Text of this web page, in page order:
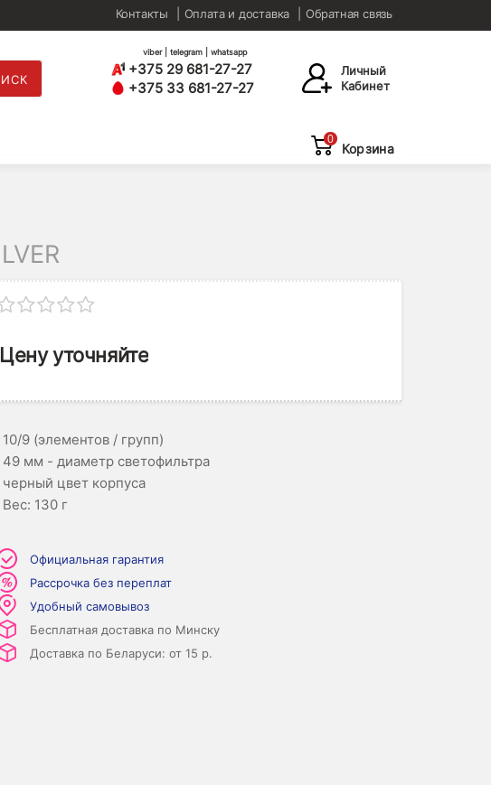
Контакты Оплата и доставка Обратная связь
viber | telegram | whatsapp
+375 29 681-27-27
+375 33 681-27-27
Личный
Кабинет
0
Корзина
Цену уточняйте
10/9 (элементов / групп)
49 мм - диаметр светофильтра
черный цвет корпуса
Вес: 130 г
Официальная гарантия
Рассрочка без переплат
Удобный самовывоз
Бесплатная доставка по Минску
Доставка по Беларуси: от 15 р.